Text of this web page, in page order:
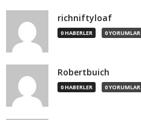
richniftyloaf
0 HABERLER 0 YORUMLAR
Robertbuich
0 HABERLER 0 YORUMLAR